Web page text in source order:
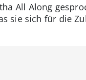
All Along
sie sich für die